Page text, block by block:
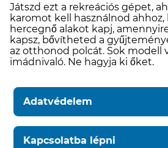
Játszd ezt a rekreációs gépet,
karomot kell használnod ahhoz,
hercegnő alakot kapj,
kapsz, bővítheted a
az otthonod polcát. Sok modell
imádnivaló. Ne hagyja ki őket.
Adatvédelem
Kapcsolatba lépni